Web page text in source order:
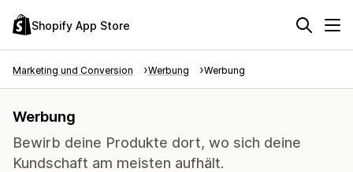
Shopify App Store
Marketing und Conversion Werbung Werbung
Werbung
Bewirb deine Produkte dort, wo sich deine
Kundschaft am meisten aufhält.